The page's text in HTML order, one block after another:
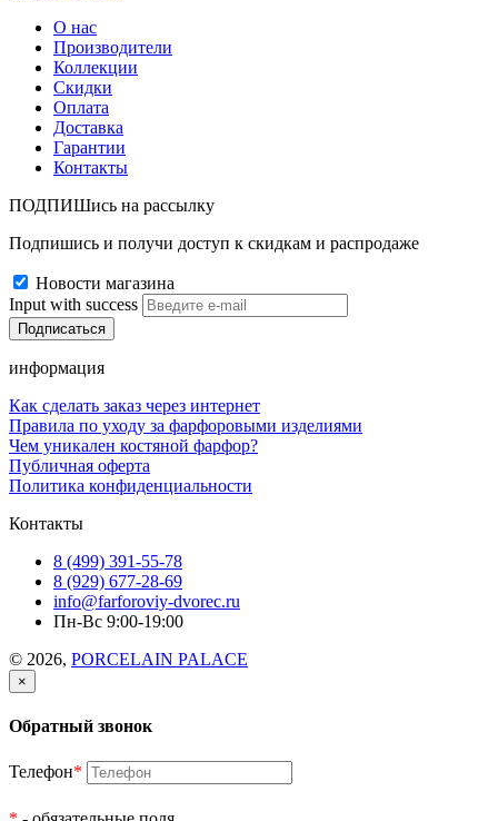
О нас
Производители
Коллекции
Скидки
Оплата
Доставка
Гарантии
Контакты
ПОДПИШись на рассылку
Подпишись и получи доступ к скидкам и распродаже
Новости магазина
Input with success
информация
Как сделать заказ через интернет
Правила по уходу за фарфоровыми изделиями
Чем уникален костяной фарфор?
Публичная оферта
Политика конфиденциальности
Контакты
8 (499) 391-55-78
8 (929) 677-28-69
info@farforoviy-dvorec.ru
Пн-Вс 9:00-19:00
© 2026, PORCELAIN PALACE
×
Обратный звонок
Телефон*